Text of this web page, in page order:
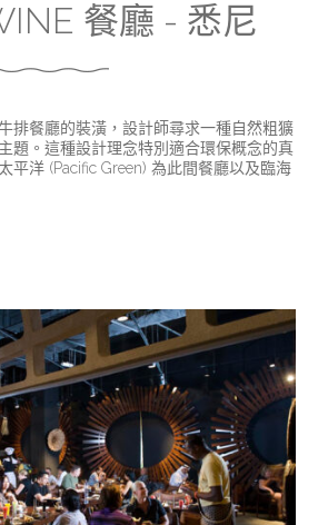
餐廳 - 悉尼
排餐廳的裝潢，設計師尋求一種自然粗獷
題。這種設計理念特別適合環保概念的真
平洋 (Pacific Green) 為此間餐廳以及臨海